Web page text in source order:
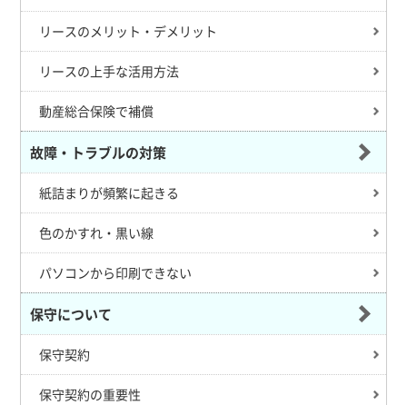
リースのメリット・デメリット
リースの上手な活用方法
動産総合保険で補償
故障・トラブルの対策
紙詰まりが頻繁に起きる
色のかすれ・黒い線
パソコンから印刷できない
保守について
保守契約
保守契約の重要性